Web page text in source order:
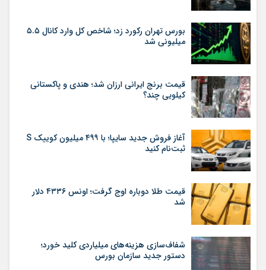
بورس تهران رکورد زد؛ شاخص کل وارد کانال ۵.۵
میلیونی شد
قیمت برنج ایرانی ارزان شد؛ هندی و پاکستانی
کیلویی چند؟
آغاز فروش جدید سایپا؛ با ۴۹۹ میلیون کوییک S
ثبت‌نام کنید
قیمت طلا دوباره اوج گرفت؛ اونس ۴۳۳۶ دلار
شد
شفاف‌سازی هزینه‌های میلیاردی کلید خورد؛
دستور جدید سازمان بورس